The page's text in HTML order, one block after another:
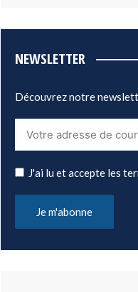
NEWSLETTER
Découvrez notre
J'ai lu et accepte les